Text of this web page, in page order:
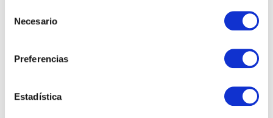
Necesario
Preferencias
Estadística